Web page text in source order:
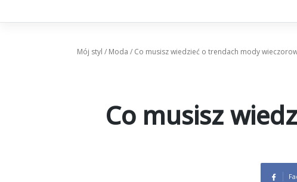
Mój styl / Moda / Co musisz wiedzieć o trendach mody
Co musisz